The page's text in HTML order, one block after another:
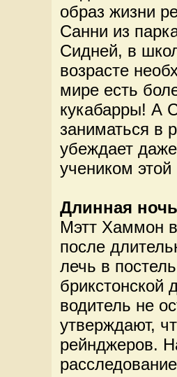
образ жизни
Санни из
Сидней, в
возрасте
мире есть
кукабарры! А
заниматься в
убеждает
учеником
Длинная ночь
Мэтт Хаммон
после
лечь в
брикстонской
водитель не
утверждают,
рейнджеров.